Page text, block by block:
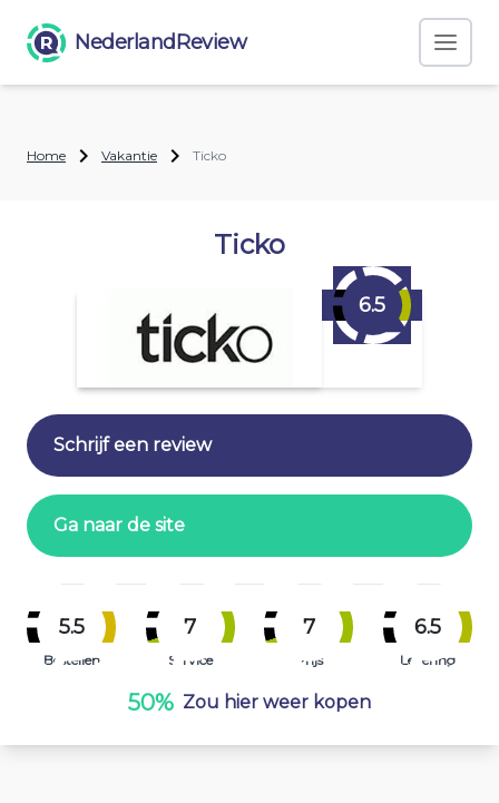
NederlandReview
Home Vakantie Ticko
Ticko
6.5
Schrijf een review
Ga naar de site
5.5
Bestellen
7
Service
7
Prijs
6.5
Levering
50% Zou hier weer kopen